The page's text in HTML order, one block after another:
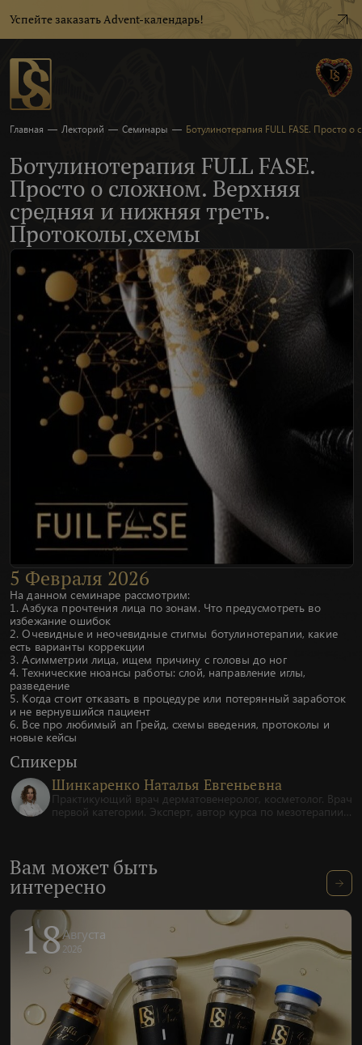
Успейте заказать Advent-календарь!
Главная — Лекторий — Семинары — Ботулинотерапия FULL FASE. Просто
Ботулинотерапия FULL FASE.
Просто о сложном. Верхняя
средняя и нижняя треть.
Протоколы,схемы
5 Февраля 2026
На данном семинаре рассмотрим:
1. Азбука прочтения лица по зонам. Что предусмотреть во
избежание ошибок
2. Очевидные и неочевидные стигмы ботулинотерапии, какие
есть варианты коррекции
3. Асимметрии лица, ищем причину с головы до ног
4. Технические нюансы работы: слой, направление иглы,
разведение
5. Когда стоит отказать в процедуре или потерянный заработок
и не вернувшийся пациент
6. Все про любимый ап Грейд, схемы введения, протоколы и
новые кейсы
Спикеры
Шинкаренко Наталья Евгеньевна
Практикующий врач дерматовенеролог, косметолог. Врач
первой категории. Эксперт, автор курса по мезотерапии
Вам может быть
интересно
18Августа
2026